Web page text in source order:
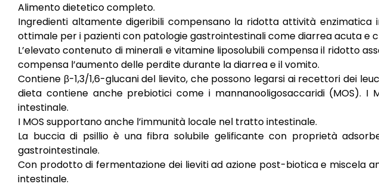
Alimento dietetico completo.
Ingredienti altamente digeribili compensano la ridotta attività
ottimale per i pazienti con patologie gastrointestinali come diarrea acuta e
L’elevato contenuto di minerali e vitamine liposolubili compensa il ridotto
compensa l’aumento delle perdite durante la diarrea e il vomito.
Contiene β-1,3/1,6-glucani del lievito, che possono legarsi ai recettori dei
dieta contiene anche prebiotici come i mannanooligosaccaridi (MOS).
intestinale.
I MOS supportano anche l’immunità locale nel tratto intestinale.
La buccia di psillio è una fibra solubile gelificante con proprietà
gastrointestinale.
Con prodotto di fermentazione dei lieviti ad azione post-biotica e miscela
intestinale.